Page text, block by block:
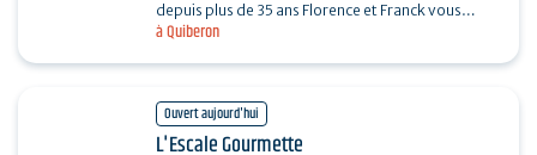
à Quiberon
depuis plus de 35 ans Florence et Franck vous
proposent plus de 250 crêpes et galettes faites
Ouvert aujourd'hui
L'Escale Gourmette